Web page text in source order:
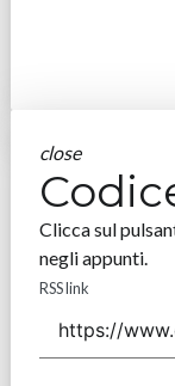
close
Clicca sul
negli appunti.
RSS link